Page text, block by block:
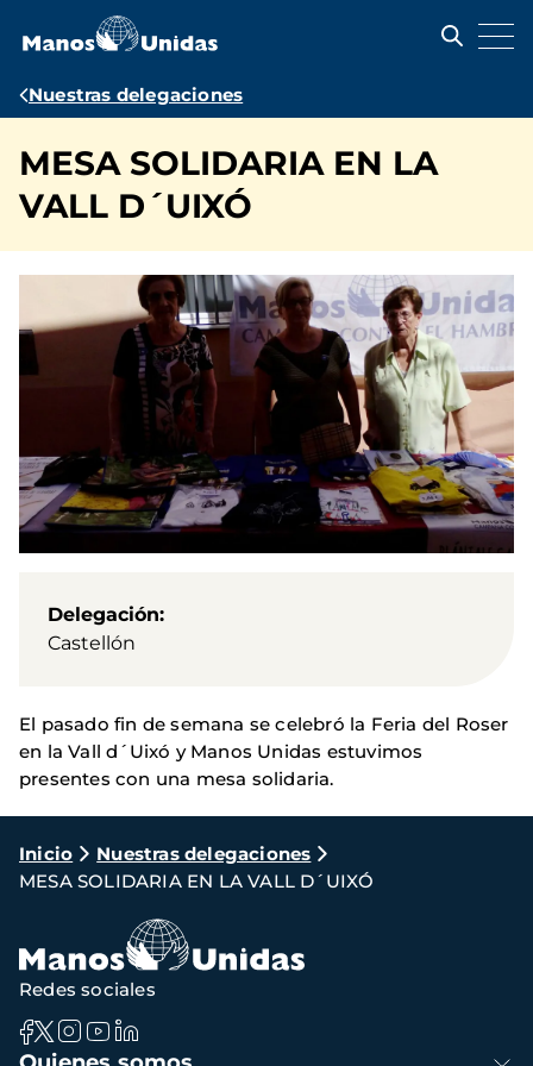
contenido
Ruta
navegación
Nuestras delegaciones
MESA SOLIDARIA EN LA
VALL D´UIXÓ
Delegación
Castellón
El pasado fin de semana se celebró la Feria del Roser
en la Vall d´Uixó y Manos Unidas estuvimos
presentes con una mesa solidaria.
Ruta
de
navegación
Inicio
Nuestras delegaciones
MESA SOLIDARIA EN LA VALL D´UIXÓ
Navegación
Redes sociales